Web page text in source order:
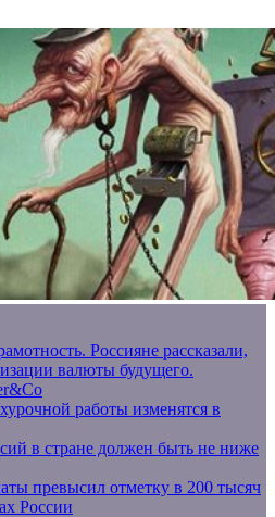
Россияне рассказали,
валюты будущего.
работы изменятся в
в стране должен быть не ниже
превысил отметку в 200 тысяч
России